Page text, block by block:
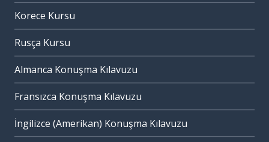
Korece Kursu
Rusça Kursu
Almanca Konuşma Kılavuzu
Fransızca Konuşma Kılavuzu
İngilizce (Amerikan) Konuşma Kılavuzu